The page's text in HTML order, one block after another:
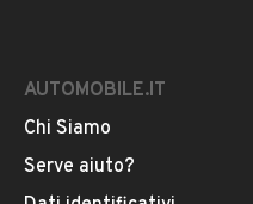
AUTOMOBILE.IT
Chi Siamo
Serve aiuto?